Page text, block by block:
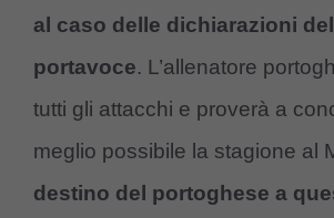
al caso delle dichiarazioni
portavoce. L’allenatore
tutti gli attacchi e proverà a
meglio possibile la stagione al
destino del portoghese a